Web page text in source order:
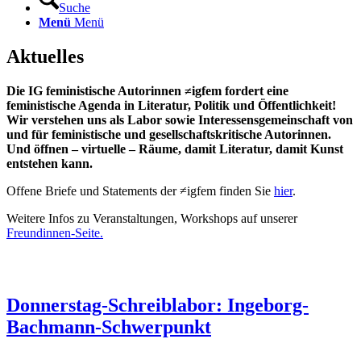
Suche
Menü Menü
Aktuelles
Die IG feministische Autorinnen ≠igfem fordert eine
feministische Agenda in Literatur, Politik und Öffentlichkeit!
Wir verstehen uns als Labor sowie Interessensgemeinschaft von
und für feministische und gesellschaftskritische Autorinnen.
Und öffnen – virtuelle – Räume, damit Literatur, damit Kunst
entstehen kann.
Offene Briefe und Statements der ≠igfem finden Sie hier.
Weitere Infos zu Veranstaltungen, Workshops auf unserer
Freundinnen-Seite.
Donnerstag-Schreiblabor: Ingeborg-
Bachmann-Schwerpunkt